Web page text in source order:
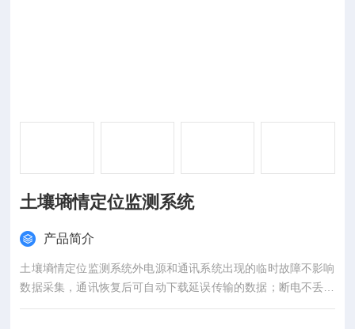
土壤墒情定位监测系统
产品简介
土壤墒情定位监测系统外电源和通讯系统出现的临时故障不影响
数据采集，通讯恢复后可自动下载延误传输的数据；断电不丢失
已采集存储的数据。